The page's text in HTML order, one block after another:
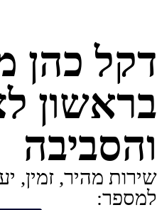
דקל כהן
בראשון
והסביבה
שירות מהיר, זמין,
למספר: